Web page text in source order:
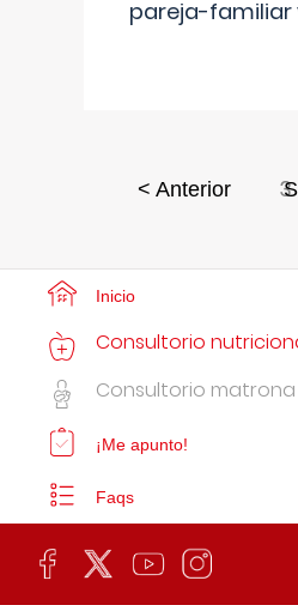
pareja-familiar
< Anterior 3
Inicio
Consultorio
Consultorio matrona
¡Me apunto!
Faqs